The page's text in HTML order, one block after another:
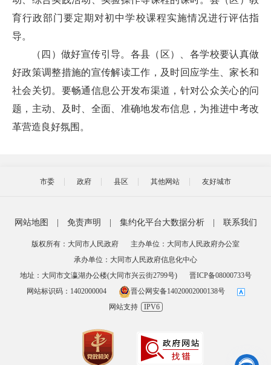
育行政部门要定期对初中学校课程实施情况进行评估指
导。
（四）做好宣传引导。各县（区）、各学校要认真做
好政策调整措施的宣传解读工作，及时回应学生、家长和
社会关切。要畅通信息公开发布渠道，针对公众关心的问
题，主动、及时、全面、准确地发布信息，为推进中考改
革营造良好氛围。
市委 政府 县区 其他网站 友好城市
网站地图 免责声明 集约化平台大数据分析 联系我们
版权所有：大同市人民政府
主办单位：大同市人民政府办公室
承办单位：大同市人民政府信息化中心
地址：大同市文瀛湖办公楼(大同市兴云街2799号)
晋ICP备08000733号
网站标识码：1402000004
晋公网安备14020002000138号
网站支持
IPV6